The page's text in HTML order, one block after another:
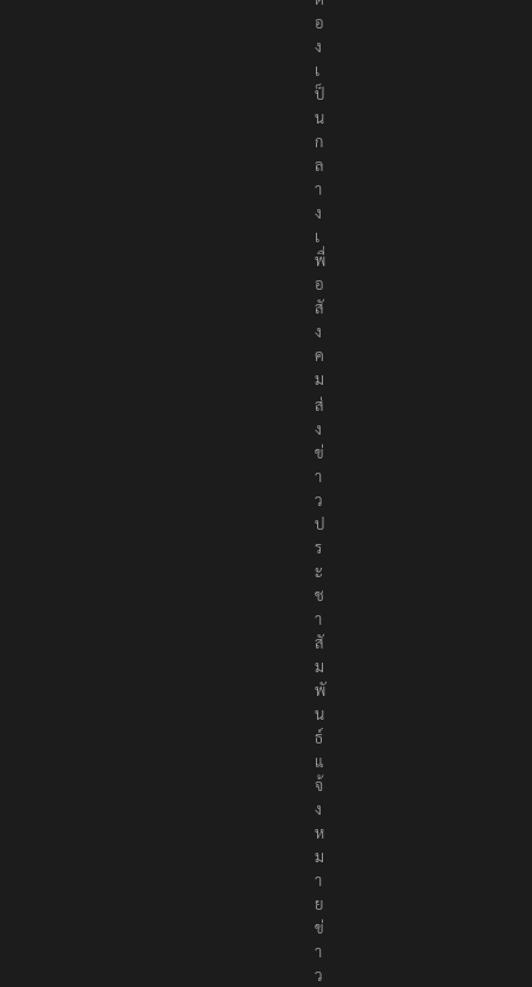
อ
ง
เ
ป็
น
ก
ล
า
ง
เ
พื่
อ
สั
ง
ค
ม
ส่
ง
ข่
า
ว
ป
ร
ะ
ช
า
สั
ม
พั
น
ธ์
แ
จ้
ง
ห
ม
า
ย
ข่
า
ว